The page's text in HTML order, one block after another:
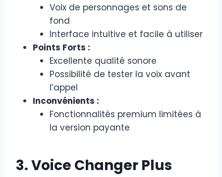
Voix de personnages et sons de
fond
Interface intuitive et facile à utiliser
Points Forts :
Excellente qualité sonore
Possibilité de tester la voix avant
l’appel
Inconvénients :
Fonctionnalités premium limitées à
la version payante
3. Voice Changer Plus